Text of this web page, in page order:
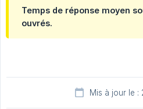
Temps de réponse moyen
ouvrés.
Mis à jour le